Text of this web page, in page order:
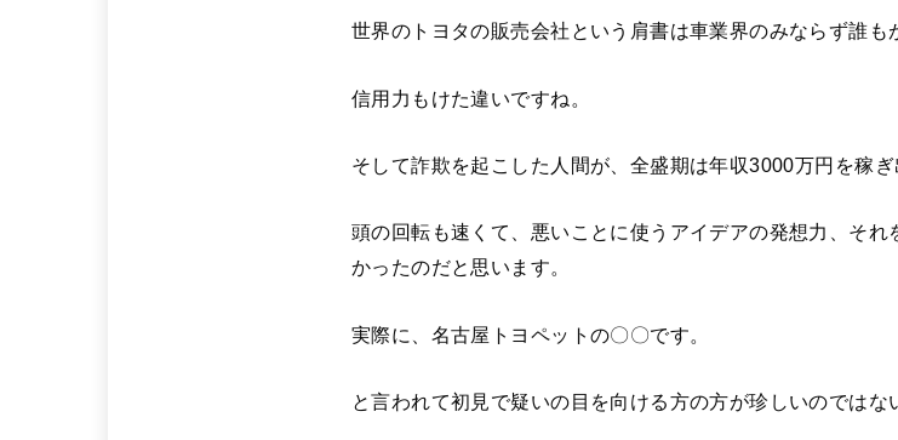
世界のトヨタの販売会社という肩書は車業界のみならず誰も
信用力もけた違いですね。
そして詐欺を起こした人間が、全盛期は年収3000万円を稼
頭の回転も速くて、悪いことに使うアイデアの発想力、そ
かったのだと思います。
実際に、名古屋トヨペットの〇〇です。
と言われて初見で疑いの目を向ける方の方が珍しいのではな